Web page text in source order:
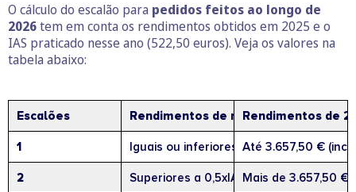
O cálculo do escalão para pedidos feitos ao longo de
2026tem em conta os rendimentos obtidos em 2025 e o
IAS praticado nesse ano (522,50 euros). Veja os valores na
tabela abaixo:
Escalões Rendimentos de referência do
Rendimentos de
1 Iguais ou inferiores a 0,5xIASx14
Até 3.657,50 €
2 Superiores a 0,5xIASx14 e iguais ou
Mais de 3.657,50 €